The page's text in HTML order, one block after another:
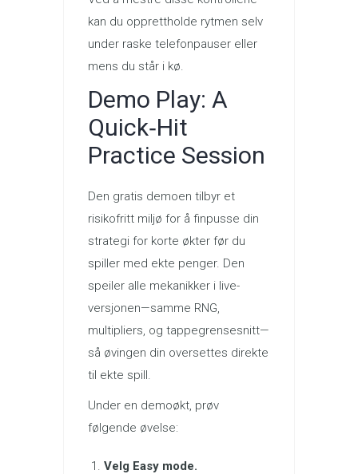
kan du opprettholde rytmen selv
under raske telefonpauser eller
mens du står i kø.
Demo Play: A
Quick‑Hit
Practice Session
Den gratis demoen tilbyr et
risikofritt miljø for å finpusse din
strategi for korte økter før du
spiller med ekte penger. Den
speiler alle mekanikker i live-
versjonen—samme RNG,
multipliers, og tappegrensesnitt—
så øvingen din oversettes direkte
til ekte spill.
Under en demoøkt, prøv
følgende øvelse:
Velg Easy mode.